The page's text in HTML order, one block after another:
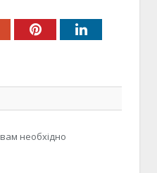
PinterestLinkedIn
необхідно